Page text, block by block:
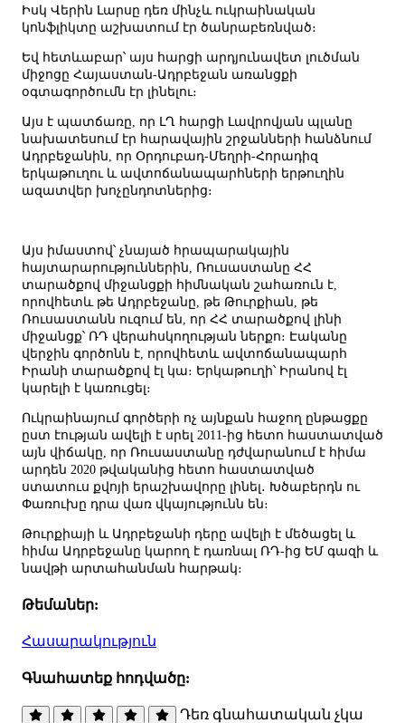
Իսկ Վերին Լարսը դեռ մինչև ուկրաինական
կոնֆլիկտը աշխատում էր ծանրաբեռնված։
Եվ հետևաբար՝ այս հարցի արդյունավետ լուծման
միջոցը Հայաստան-Ադրբեջան առանցքի
օգտագործումն էր լինելու։
Այս է պատճառը, որ ԼՂ հարցի Լավրովյան պլանը
նախատեսում էր հարավային շրջանների հանձնում
Ադրբեջանին, որ Օրդուբադ-Մեղրի-Հորադիզ
երկաթուղու և ավտոճանապարհների երթուղին
ազատվեր խոչընդոտներից։
Այս իմաստով՝ չնայած հրապարակային
հայտարարություններին, Ռուսաստանը ՀՀ
տարածքով միջանցքի հիմնական շահառուն է,
որովհետև թե Ադրբեջանը, թե Թուրքիան, թե
Ռուսաստանն ուզում են, որ ՀՀ տարածքով լինի
միջանցք՝ ՌԴ վերահսկողության ներքո։ Էականը
վերջին գործոնն է, որովհետև ավտոճանապարհ
Իրանի տարածքով էլ կա։ Երկաթուղի՝ Իրանով էլ
կարելի է կառուցել։
Ուկրաինայում գործերի ոչ այնքան հաջող ընթացքը
ըստ էության ավելի է սրել 2011-ից հետո հաստատված
այն վիճակը, որ Ռուսաստանը դժվարանում է հիմա
արդեն 2020 թվականից հետո հաստատված
ստատուս քվոյի երաշխավորը լինել․ Խծաբերդն ու
Փառուխը դրա վառ վկայությունն են։
Թուրքիայի և Ադրբեջանի դերը ավելի է մեծացել և
հիմա Ադրբեջանը կարող է դառնալ ՌԴ-ից ԵՄ գազի և
նավթի արտահանման հարթակ։
Թեմաներ:
Հասարակություն
Գնահատեք հոդվածը:
Դեռ գնահատական չկա